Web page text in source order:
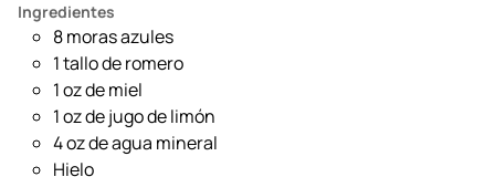
Ingredientes
8 moras azules
1 tallo de romero
1 oz de miel
1 oz de jugo de limón
4 oz de agua mineral
Hielo